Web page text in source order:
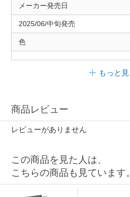
メーカー発売日
2025/06/中旬発売
色
もっと見
商品レビュー
レビューがありません
この商品を見た人は、
こちらの商品も見ています。